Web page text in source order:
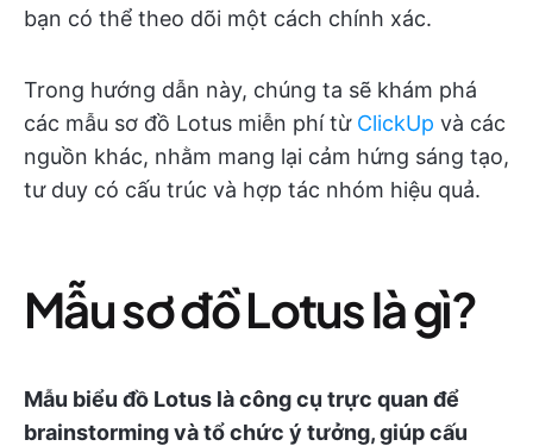
bạn có thể theo dõi một cách chính xác.
Trong hướng dẫn này, chúng ta sẽ khám phá
các mẫu sơ đồ Lotus miễn phí từ ClickUp và các
nguồn khác, nhằm mang lại cảm hứng sáng tạo,
tư duy có cấu trúc và hợp tác nhóm hiệu quả.
Mẫu sơ đồ Lotus là gì?
Mẫu biểu đồ Lotus là công cụ trực quan để
brainstorming và tổ chức ý tưởng, giúp cấu